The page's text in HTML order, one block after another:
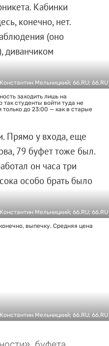
Кабинки
конечно, нет.
(оно
диванчиком
Константин Мельницкий; 66.RU; 66.RU
заходить лишь на
студенты войти туда не
до 23:00 — как в старые
Прямо у входа, еще
79 буфет тоже был.
он часа три
особо брать было
Константин Мельницкий; 66.RU; 66.RU
выпечку. Средняя цена
Константин Мельницкий; 66.RU; 66.RU